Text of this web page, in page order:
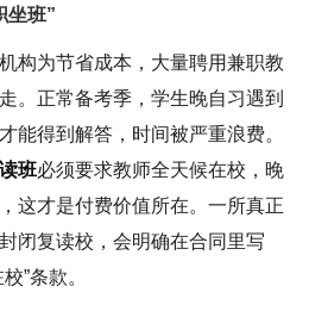
坐班”
构为节省成本，大量聘用兼职教
。正常备考季，学生晚自习遇到
能得到解答，时间被严重浪费。
班必须要求教师全天候在校，晚
这才是付费价值所在。一所真正
闭复读校，会明确在合同里写
”条款。